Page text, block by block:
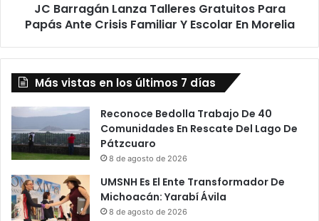
FamiliarJC Barragán Lanza Talleres Gratuitos Para
Papás Ante Crisis Familiar Y Escolar En Morelia
Más vistas en los últimos 7 días
Reconoce Bedolla Trabajo De 40
Comunidades En Rescate Del Lago De
Pátzcuaro
8 de agosto de 2026
UMSNH Es El Ente Transformador De
Michoacán: Yarabí Ávila
8 de agosto de 2026